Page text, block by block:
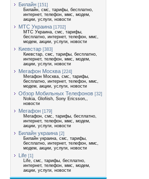
Билайн [151]
Билайн, смс, тарифы, бесплатно,
интернет, телефон, ммс, модем,
акции, услуги, новости
МТС Украина [1702]
МТС Украина, смс, тарифы,
бесплатно, интернет, телефон, ммс,
модем, акции, услуги, новости
Киевстар [383]
Киевстар, смс, тарифы, бесплатно,
интернет, телефон, ммс, модем,
акции, услуги, новости
Мегафон Москва [224]
Мегафон Москва, смс, тарифы,
бесплатно, интернет, телефон, ммс,
модем, акции, услуги, новости
Обзор Мобильных Телефонов [32]
Nokia, Glofiish, Sony Ericsson,,
новости
Мегафон [179]
Мегафон, смс, тарифы, бесплатно,
интернет, телефон, ммс, модем,
акции, услуги, новости
Билайн украина [2]
Билайн украина, смс, тарифы,
бесплатно, интернет, телефон, ммс,
модем, акции, услуги, новости
Life [1]
Life, смс, тарифы, бесплатно,
интернет, телефон, ммс, модем,
акции, услуги, новости